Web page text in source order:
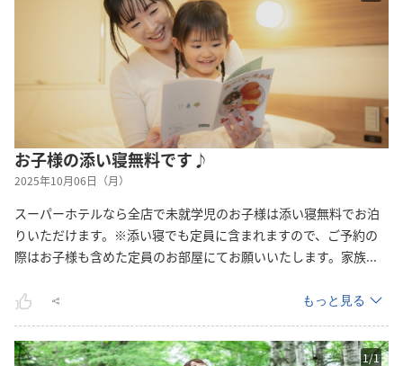
お子様の添い寝無料です♪
2025年10月06日（月）
スーパーホテルなら全店で未就学児のお子様は添い寝無料でお泊
りいただけます。※添い寝でも定員に含まれますので、ご予約の
際はお子様も含めた定員のお部屋にてお願いいたします。家族...
もっと見る
1/1